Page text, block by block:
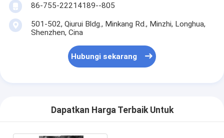
86-755-22214189--805
501-502, Qiurui Bldg., Minkang Rd., Minzhi, Longhua,
Shenzhen, Cina
Hubungi sekarang
Dapatkan Harga Terbaik Untuk